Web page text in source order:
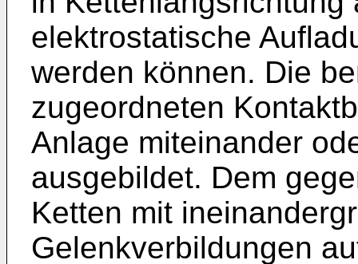
elektrostatische
werden können. Die
zugeordneten
Anlage miteinander
ausgebildet. Dem
Ketten mit
Gelenkverbildungen